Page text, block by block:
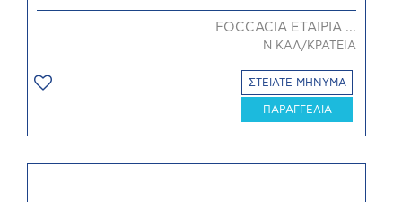
FOCCACIA ΕΤΑΙΡΙΑ ...
Ν ΚΑΛ/ΚΡΑΤΕΙΑ
ΣΤΕΙΛΤΕ ΜΗΝΥΜΑ
ΠΑΡΑΓΓΕΛΙΑ